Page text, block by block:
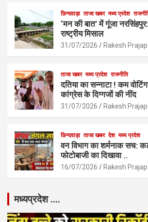
p छिन्दवाड़ा ताजा खबर मध्य प्रदेश
‘मन की बात’ में गूंजा
राष्ट्रीय मिसाल
31/07/2026 Rakesh
ताजा खबर मध्य प्रदेश राजनीति
दतिया का सन्नाटा ! कम
कांग्रेस के दिग्गजों की नींद
31/07/2026 Rakesh
छिन्दवाड़ा ताजा खबर देश मध्य प्रदेश
वन विभाग का शर्मनाक सच:
फोटोबाजी का दिखावा ..
16/07/2026 Rakesh
मध्यप्रदेश ….